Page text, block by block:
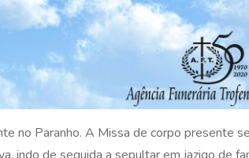
no Paranho. A Missa de corpo presente